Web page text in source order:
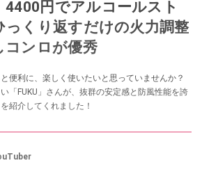
4400円でアルコールスト
っくり返すだけの火力調整
コンロが優秀
便利に、楽しく使いたいと思っていませんか？
「FUKU」さんが、抜群の安定感と防風性能を誇
紹介してくれました！